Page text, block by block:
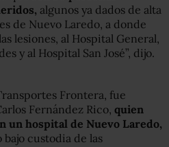
algunos ya dados de alta
de Nuevo Laredo, a donde
lesiones, al Hospital General,
y al Hospital San José”, dijo.
Frontera, fue
Fernández Rico, quien
un hospital de Nuevo Laredo,
custodia de las